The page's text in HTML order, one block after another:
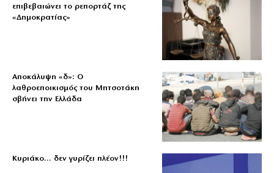
επιβεβαιώνει το ρεπορτάζ της
«Δημοκρατίας»
Αποκάλυψη «δ»: Ο
λαθροεποικισμός του Μητσοτάκη
σβήνει την Ελλάδα
Κυριάκο… δεν γυρίζει πλέον!!!